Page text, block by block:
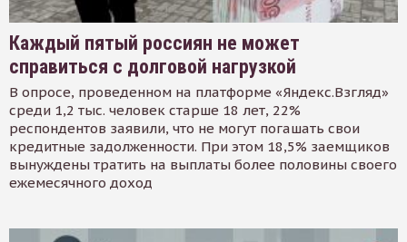
Каждый пятый россиян не может
справиться с долговой нагрузкой
В опросе, проведенном на платформе «Яндекс.Взгляд»
среди 1,2 тыс. человек старше 18 лет, 22%
респондентов заявили, что не могут погашать свои
кредитные задолженности. При этом 18,5% заемщиков
вынуждены тратить на выплаты более половины своего
ежемесячного доход